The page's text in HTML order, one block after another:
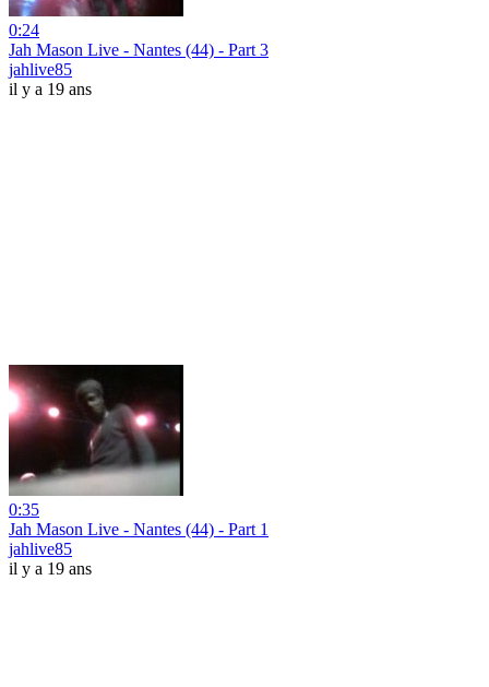
0:24
Jah Mason Live - Nantes (44) - Part 3
jahlive85
il y a 19 ans
0:35
Jah Mason Live - Nantes (44) - Part 1
jahlive85
il y a 19 ans